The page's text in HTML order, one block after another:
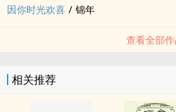
因你时光欢喜 / 锦年
查看全部
相关推荐